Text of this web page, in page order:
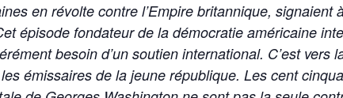
en révolte contre l’Empire britannique, signaient
épisode fondateur de la démocratie américaine
besoin d’un soutien international. C’est vers
émissaires de la jeune république. Les cent